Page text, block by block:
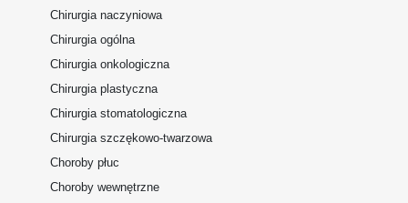
Chirurgia naczyniowa
Chirurgia ogólna
Chirurgia onkologiczna
Chirurgia plastyczna
Chirurgia stomatologiczna
Chirurgia szczękowo-twarzowa
Choroby płuc
Choroby wewnętrzne